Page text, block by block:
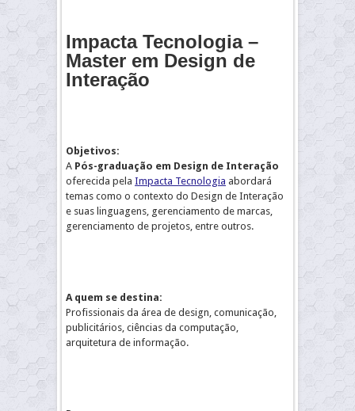
Impacta Tecnologia –
Master em Design de
Interação
Objetivos:
A Pós-graduação em Design de Interação
oferecida pela Impacta Tecnologia abordará
temas como o contexto do Design de Interação
e suas linguagens, gerenciamento de marcas,
gerenciamento de projetos, entre outros.
A quem se destina:
Profissionais da área de design, comunicação,
publicitários, ciências da computação,
arquitetura de informação.